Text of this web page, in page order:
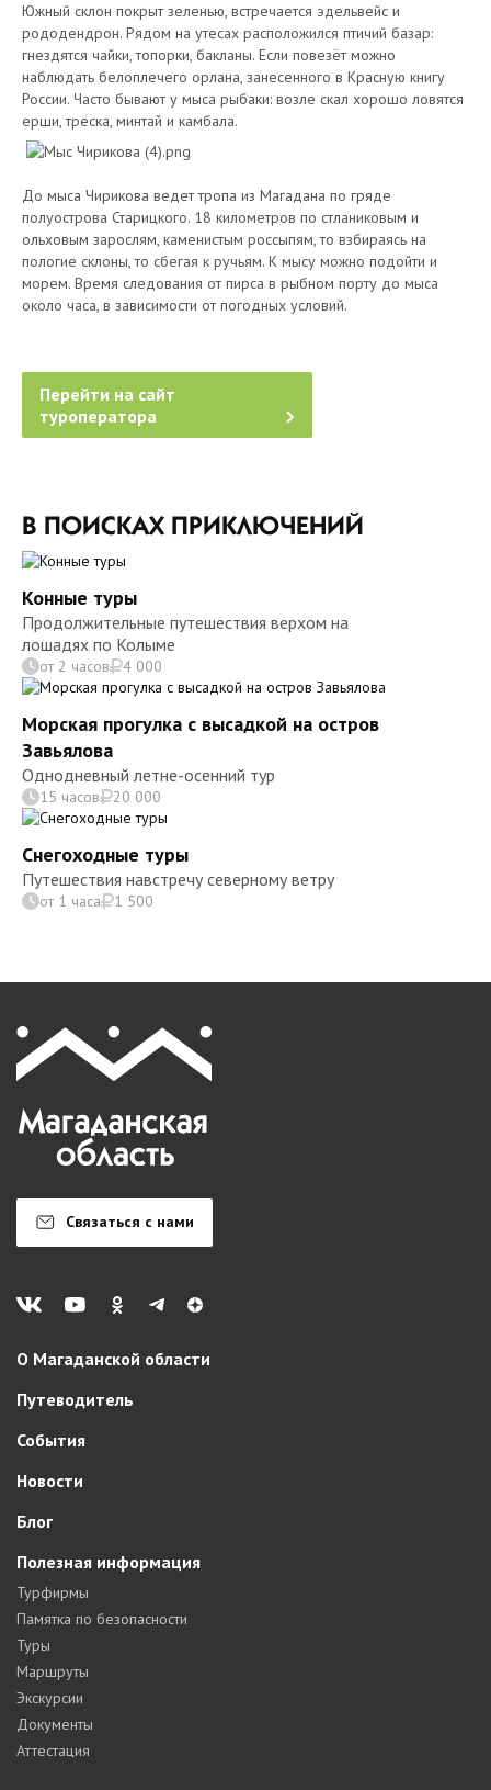
Южный склон покрыт зеленью, встречается эдельвейс и
рододендрон. Рядом на утесах расположился птичий базар:
гнездятся чайки, топорки, бакланы. Если повезёт можно
наблюдать белоплечего орлана, занесенного в Красную книгу
России. Часто бывают у мыса рыбаки: возле скал хорошо ловятся
ерши, треска, минтай и камбала.
До мыса Чирикова ведет тропа из Магадана по гряде
полуострова Старицкого. 18 километров по стланиковым и
ольховым зарослям, каменистым россыпям, то взбираясь на
пологие склоны, то сбегая к ручьям. К мысу можно подойти и
морем. Время следования от пирса в рыбном порту до мыса
около часа, в зависимости от погодных условий.
Перейти на сайт
туроператора
В ПОИСКАХ ПРИКЛЮЧЕНИЙ
Конные туры
Продолжительные путешествия верхом на
лошадях по Колыме
от 2 часов 4 000
Морская прогулка с высадкой на остров
Завьялова
Однодневный летне-осенний тур
15 часов 20 000
Снегоходные туры
Путешествия навстречу северному ветру
от 1 часа 1 500
Связаться с нами
О Магаданской области
Путеводитель
События
Новости
Блог
Полезная информация
Турфирмы
Памятка по безопасности
Туры
Маршруты
Экскурсии
Документы
Аттестация